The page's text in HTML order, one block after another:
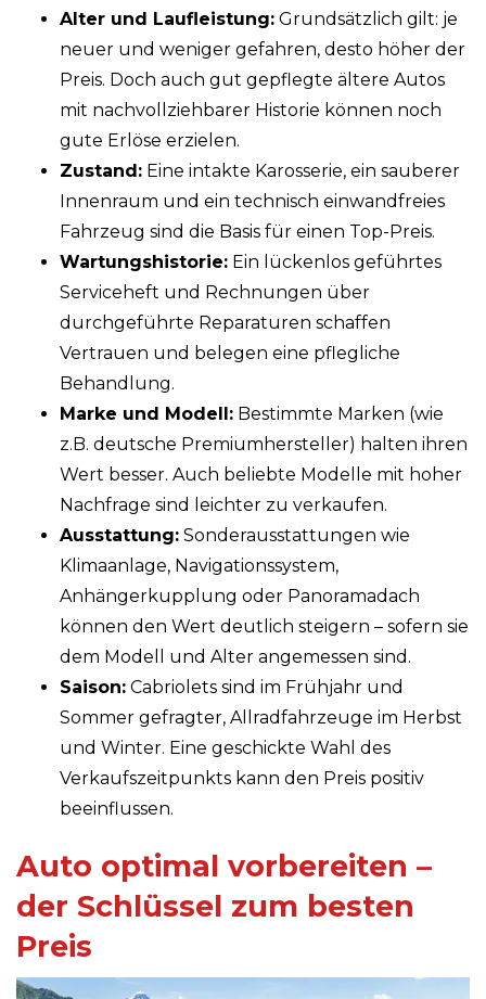
Alter und Laufleistung: Grundsätzlich gilt: je
neuer und weniger gefahren, desto höher der
Preis. Doch auch gut gepflegte ältere Autos
mit nachvollziehbarer Historie können noch
gute Erlöse erzielen.
Zustand: Eine intakte Karosserie, ein sauberer
Innenraum und ein technisch einwandfreies
Fahrzeug sind die Basis für einen Top-Preis.
Wartungshistorie: Ein lückenlos geführtes
Serviceheft und Rechnungen über
durchgeführte Reparaturen schaffen
Vertrauen und belegen eine pflegliche
Behandlung.
Marke und Modell: Bestimmte Marken (wie
z.B. deutsche Premiumhersteller) halten ihren
Wert besser. Auch beliebte Modelle mit hoher
Nachfrage sind leichter zu verkaufen.
Ausstattung: Sonderausstattungen wie
Klimaanlage, Navigationssystem,
Anhängerkupplung oder Panoramadach
können den Wert deutlich steigern – sofern sie
dem Modell und Alter angemessen sind.
Saison: Cabriolets sind im Frühjahr und
Sommer gefragter, Allradfahrzeuge im Herbst
und Winter. Eine geschickte Wahl des
Verkaufszeitpunkts kann den Preis positiv
beeinflussen.
Auto optimal vorbereiten –
der Schlüssel zum besten
Preis